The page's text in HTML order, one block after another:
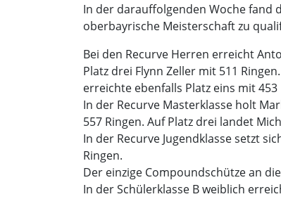
In der darauffolgenden Woche fand
oberbayrische Meisterschaft zu
Bei den Recurve Herren erreicht
Platz drei Flynn Zeller mit 511
erreichte ebenfalls Platz eins mit
In der Recurve Masterklasse holt
557 Ringen. Auf Platz drei landet
In der Recurve Jugendklasse setzt
Ringen.
Der einzige Compoundschütze an
In der Schülerklasse B weiblich